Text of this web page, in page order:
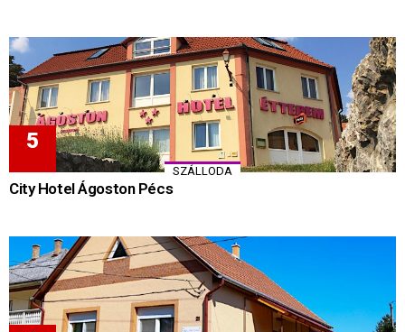
SZÁLLODA
City Hotel Ágoston Pécs